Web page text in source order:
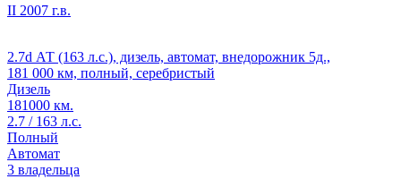
II 2007 г.в.
2.7d АТ (163 л.с.), дизель, автомат, внедорожник 5д.,
181 000 км, полный, серебристый
Дизель
181000 км.
2.7 / 163 л.с.
Полный
Автомат
3 владельца